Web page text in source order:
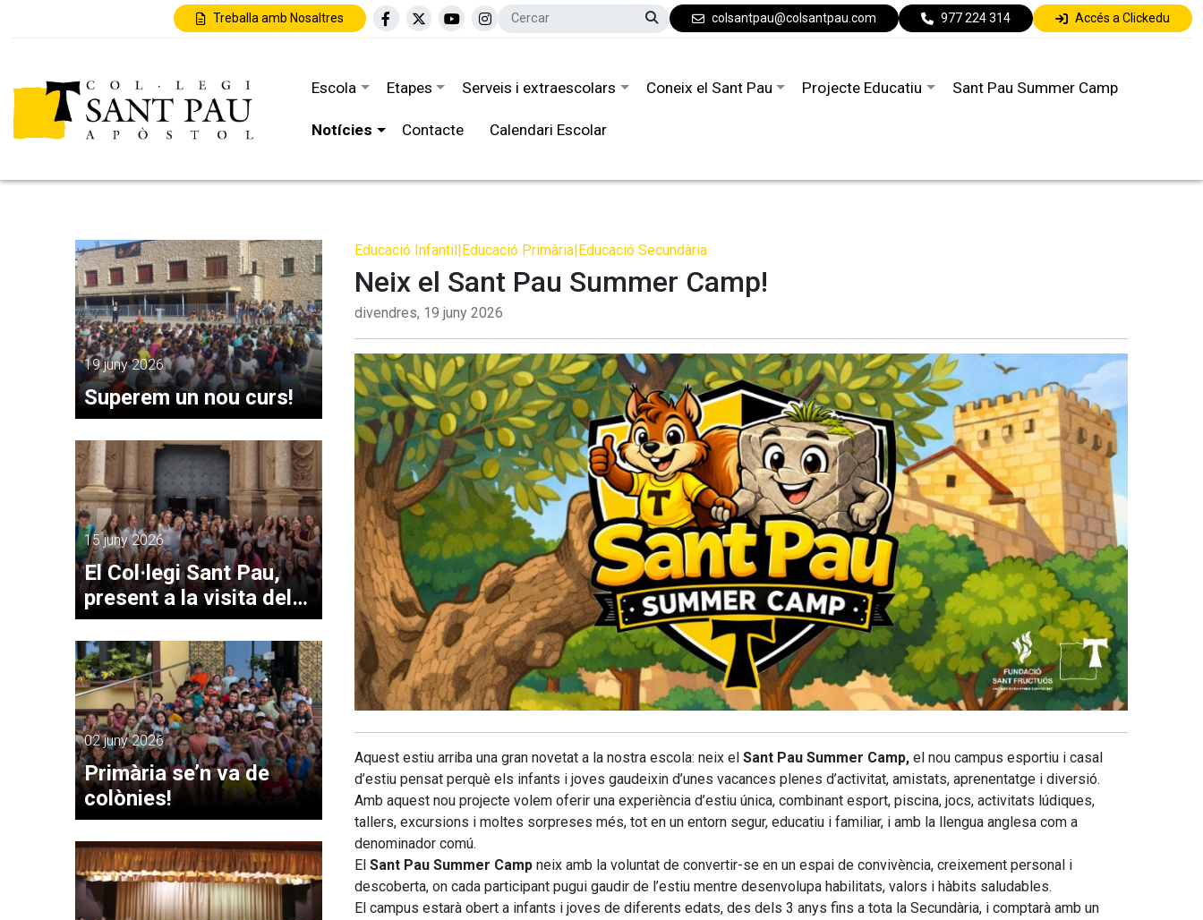
Treballa amb Nosaltres colsantpau@colsantpau.com 977 224 314 Accés a Clickedu
Escola Etapes Serveis i extraescolars Coneix el Sant Pau Projecte Educatiu Sant Pau Summer Camp
Notícies Contacte Calendari Escolar
19 juny 2026
Superem un nou curs!
15 juny 2026
El Col·legi Sant Pau,
present a la visita del
papa Lleó XIV a
Montserrat
02 juny 2026
Primària se’n va de
colònies!
Educació Infantil|Educació Primària|Educació Secundària
Neix el Sant Pau Summer Camp!
divendres, 19 juny 2026
Aquest estiu arriba una gran novetat a la nostra escola: neix el Sant Pau Summer Camp, el nou campus esportiu i casal
d’estiu pensat perquè els infants i joves gaudeixin d’unes vacances plenes d’activitat, amistats, aprenentatge i diversió.
Amb aquest nou projecte volem oferir una experiència d’estiu única, combinant esport, piscina, jocs, activitats lúdiques,
tallers, excursions i moltes sorpreses més, tot en un entorn segur, educatiu i familiar, i amb la llengua anglesa com a
denominador comú.
El Sant Pau Summer Camp neix amb la voluntat de convertir-se en un espai de convivència, creixement personal i
descoberta, on cada participant pugui gaudir de l’estiu mentre desenvolupa habilitats, valors i hàbits saludables.
El campus estarà obert a infants i joves de diferents edats, des dels 3 anys fins a tota la Secundària, i comptarà amb un